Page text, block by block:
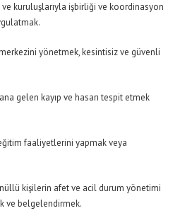
kuruluşlarıyla işbirliği ve koordinasyon
yönetmek, kesintisiz ve güvenli
gelen kayıp ve hasarı tespit etmek
faaliyetlerini yapmak veya
kişilerin afet ve acil durum yönetimi
ve belgelendirmek.